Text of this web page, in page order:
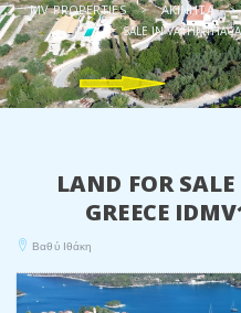
MV PROPERTIES > ΑΚΊΝΗΤΑ >
SALE IN VATHI
LAND FOR
GREECE
Βαθύ Ιθάκη